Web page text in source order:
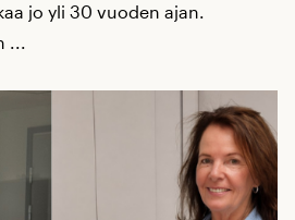
jo yli 30 vuoden ajan.